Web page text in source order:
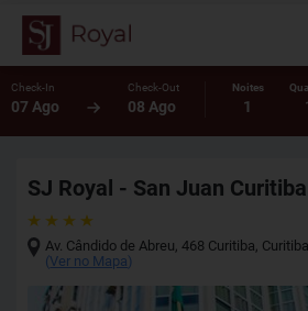
Check-In
07 Ago
Check-Out
08 Ago
Noites
1
SJ Royal - San Juan Curitiba
Av. Cândido de Abreu, 468 Curitiba, Curitiba
(Ver no Mapa)